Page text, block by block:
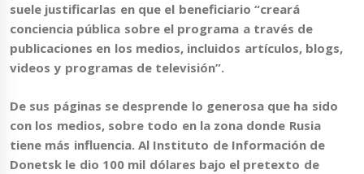
suele justificarlas en que el beneficiario “creará
conciencia pública sobre el programa a través de
publicaciones en los medios, incluidos artículos, blogs,
videos y programas de televisión”.
De sus páginas se desprende lo generosa que ha sido
con los medios, sobre todo en la zona donde Rusia
tiene más influencia. Al Instituto de Información de
Donetsk le dio 100 mil dólares bajo el pretexto de